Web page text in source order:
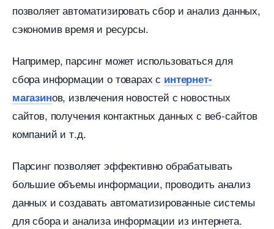
позволяет автоматизировать сбор и анализ данных,
сэкономив время и ресурсы.​
Например, парсинг может использоваться для
сбора информации о товарах с интернет-
магазинов, извлечения новостей с новостных
сайтов, получения контактных данных с веб-сайто
компаний и т.д.​
Парсинг позволяет эффективно обрабатывать
ольшие объемы информации, проводить анализ
данных и создавать автоматизированные системы
для сбора и анализа информации из интернета.​